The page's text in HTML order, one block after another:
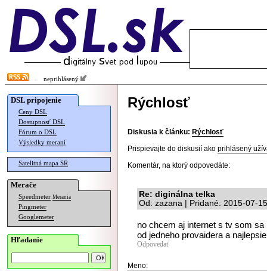
neprihlásený
DSL pripojenie
Ceny DSL
Dostupnosť DSL
Fórum o DSL
Výsledky meraní
Satelitná mapa SR
Merače
Speedmeter Merania
Pingmeter
Googlemeter
Hľadanie
Rýchlosť
Diskusia k článku: Rýchlosť
Prispievajte do diskusií ako prihlásený
Komentár, na ktorý odpovedáte:
Re: diginálna telka
Od: zazana | Pridané: 2015-07-
no chcem aj internet s tv som
od jedneho provaidera a
Odpovedať
Meno: